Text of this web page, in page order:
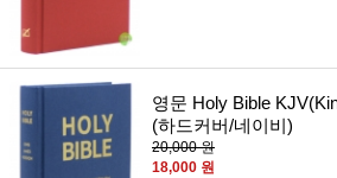
영문 Holy Bible
(하드커버/네이비)
20,000 원
18,000 원